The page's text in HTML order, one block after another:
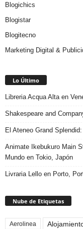
Blogichics
Blogistar
Blogitecno
Marketing Digital &
Lo Último
Libreria Acqua Alta en
Shakespeare and
El Ateneo Grand
Animate Ikebukuro Main
Mundo en Tokio, Japón
Livraria Lello en Porto,
Nube de Etiquetas
Aerolinea